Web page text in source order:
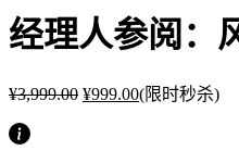
经理人参阅：
¥3,999.00 ¥999.00(限时秒杀)